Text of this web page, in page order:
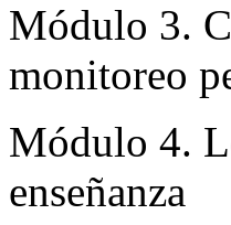
Módulo 3.
monitoreo
Módulo 4.
enseñanza